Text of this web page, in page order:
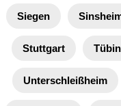
Siegen
Stuttgart
Unterschleißheim